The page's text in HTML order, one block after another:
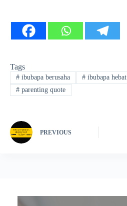
Tags
#ibubapa berusaha #ibubapa hebat
#parenting quote
PREVIOUS